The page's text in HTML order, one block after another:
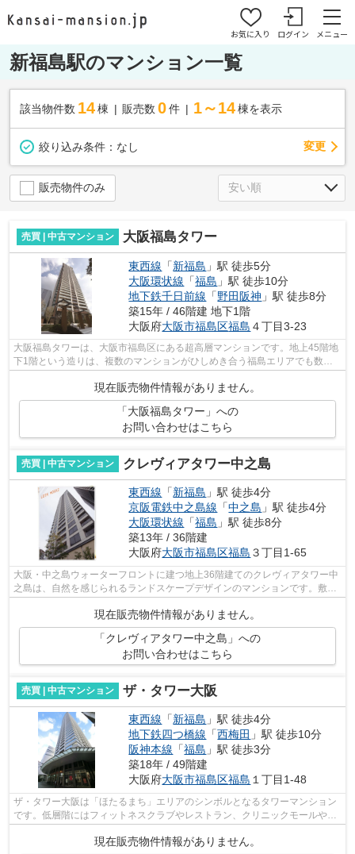
お気に入り ログイン メニュー
新福島駅のマンション一覧
該当物件数 14棟 販売数 0 件 1～14 棟を表示
絞り込み条件： なし 変更
販売物件のみ
売買 | 中古マンション 大阪福島タワー
東西線 「新福島 」駅 徒歩5分
大阪環状線 「福島 」駅 徒歩10分
地下鉄千日前線 「野田阪神 」駅 徒歩8分
築15年 / 46階建 地下1階
大阪府大阪市福島区福島 ４丁目3-23
大阪福島タワーは、大阪市福島区にある超高層マンションです。地上45階地
下1階という造りは、複数のマンションがひしめき合う福島エリアでも数少
現在販売物件情報がありません。
「大阪福島タワー」への
お問い合わせはこちら
売買 | 中古マンション クレヴィアタワー中之島
東西線 「新福島 」駅 徒歩4分
京阪電鉄中之島線 「中之島 」駅 徒歩4分
大阪環状線 「福島 」駅 徒歩8分
築13年 / 36階建
大阪府大阪市福島区福島 ３丁目1-65
大阪・中之島ウォーターフロントに建つ地上36階建てのクレヴィアタワー中
之島は、自然を感じられるランドスケープデザインのマンションです。敷地
現在販売物件情報がありません。
「クレヴィアタワー中之島」への
お問い合わせはこちら
売買 | 中古マンション ザ・タワー大阪
東西線 「新福島 」駅 徒歩4分
地下鉄四つ橋線 「西梅田 」駅 徒歩10分
阪神本線 「福島 」駅 徒歩3分
築18年 / 49階建
大阪府大阪市福島区福島 １丁目1-48
ザ・タワー大阪は「ほたるまち」エリアのシンボルとなるタワーマンション
です。低層階にはフィットネスクラブやレストラン、クリニックモールやス
ーパーマーケットなどで構成されてい...
現在販売物件情報がありません。